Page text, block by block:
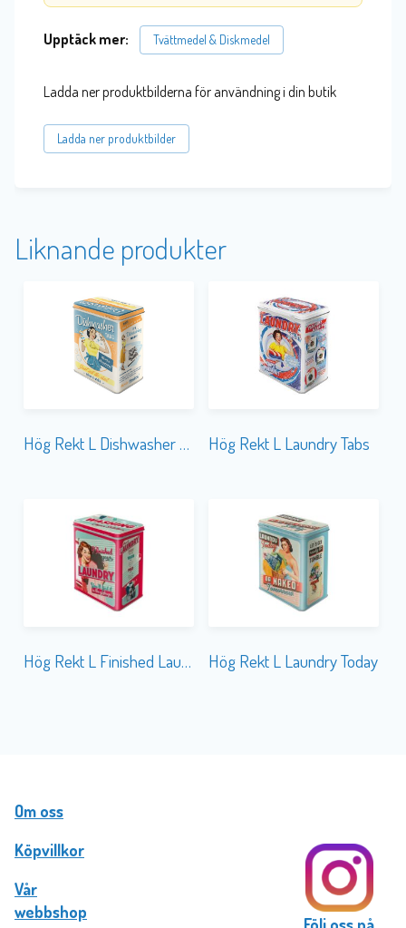
Upptäck mer: Tvättmedel & Diskmedel
Ladda ner produktbilderna för användning i din butik
Ladda ner produktbilder
Liknande produkter
Hög Rekt L Dishwasher Tabs Hög Rekt L Laundry Tabs
Hög Rekt L Finished Laundry Hög Rekt L Laundry Today
Om oss
Köpvillkor
Vår
webbshop